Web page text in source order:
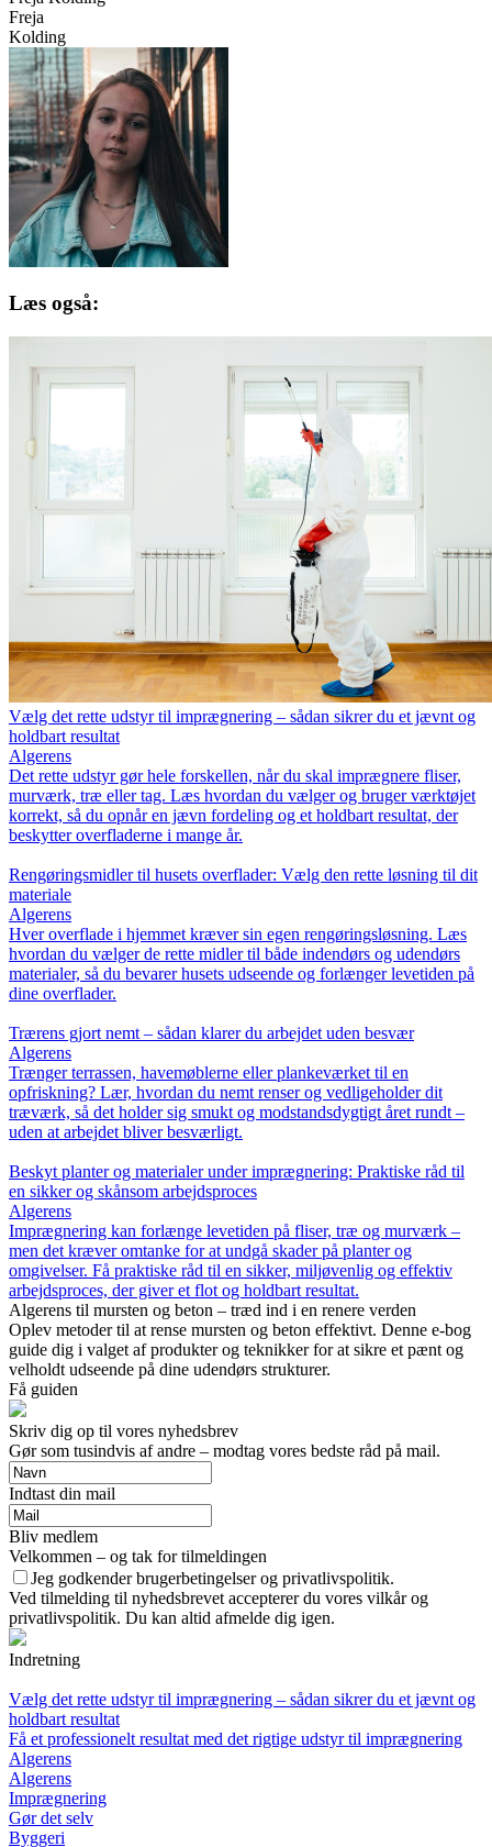
Freja
Kolding
Læs også:
Vælg det rette udstyr til imprægnering – sådan sikrer du et jævnt og
holdbart resultat
Algerens
Det rette udstyr gør hele forskellen, når du skal imprægnere fliser,
murværk, træ eller tag. Læs hvordan du vælger og bruger værktøjet
korrekt, så du opnår en jævn fordeling og et holdbart resultat, der
beskytter overfladerne i mange år.
Rengøringsmidler til husets overflader: Vælg den rette løsning til dit
materiale
Algerens
Hver overflade i hjemmet kræver sin egen rengøringsløsning. Læs
hvordan du vælger de rette midler til både indendørs og udendørs
materialer, så du bevarer husets udseende og forlænger levetiden på
dine overflader.
Trærens gjort nemt – sådan klarer du arbejdet uden besvær
Algerens
Trænger terrassen, havemøblerne eller plankeværket til en
opfriskning? Lær, hvordan du nemt renser og vedligeholder dit
træværk, så det holder sig smukt og modstandsdygtigt året rundt –
uden at arbejdet bliver besværligt.
Beskyt planter og materialer under imprægnering: Praktiske råd til
en sikker og skånsom arbejdsproces
Algerens
Imprægnering kan forlænge levetiden på fliser, træ og murværk –
men det kræver omtanke for at undgå skader på planter og
omgivelser. Få praktiske råd til en sikker, miljøvenlig og effektiv
arbejdsproces, der giver et flot og holdbart resultat.
Algerens til mursten og beton – træd ind i en renere verden
Oplev metoder til at rense mursten og beton effektivt. Denne e-bog
guide dig i valget af produkter og teknikker for at sikre et pænt og
velholdt udseende på dine udendørs strukturer.
Få guiden
Skriv dig op til vores nyhedsbrev
Gør som tusindvis af andre – modtag vores bedste råd på mail.
Indtast din mail
Bliv medlem
Velkommen – og tak for tilmeldingen
Jeg godkender brugerbetingelser og privatlivspolitik.
Ved tilmelding til nyhedsbrevet accepterer du vores vilkår og
privatlivspolitik. Du kan altid afmelde dig igen.
Indretning
Vælg det rette udstyr til imprægnering – sådan sikrer du et jævnt og
holdbart resultat
Få et professionelt resultat med det rigtige udstyr til imprægnering
Algerens
Algerens
Imprægnering
Gør det selv
Byggeri